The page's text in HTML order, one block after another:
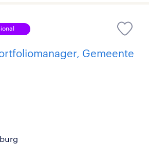
Gemeente